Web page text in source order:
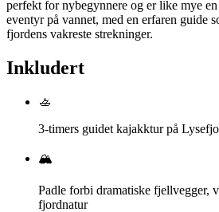
perfekt for nybegynnere og er like mye
eventyr på vannet, med en erfaren guide
fjordens vakreste strekninger.
Inkludert
🚣
3-timers guidet kajakktur på
🏔️
Padle forbi dramatiske fjellvegger,
fjordnatur